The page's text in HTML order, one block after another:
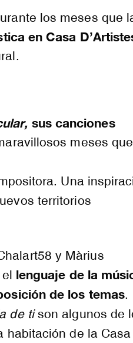
los meses que
en Casa
sus canciones
meses que
Una
territorios
y Màrius
lenguaje de la
de los temas.
de tison algunos de
habitación de la Casa